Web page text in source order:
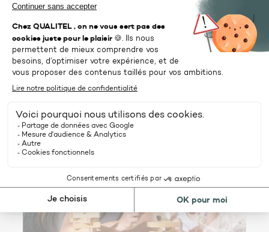
véritable savoir-faire, valorisé par ce profil.
À lire aussi